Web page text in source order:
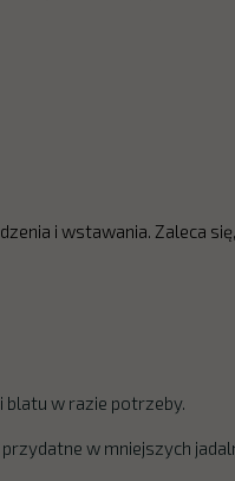
i wstawania. Zaleca
blatu w razie potrzeby.
w mniejszych